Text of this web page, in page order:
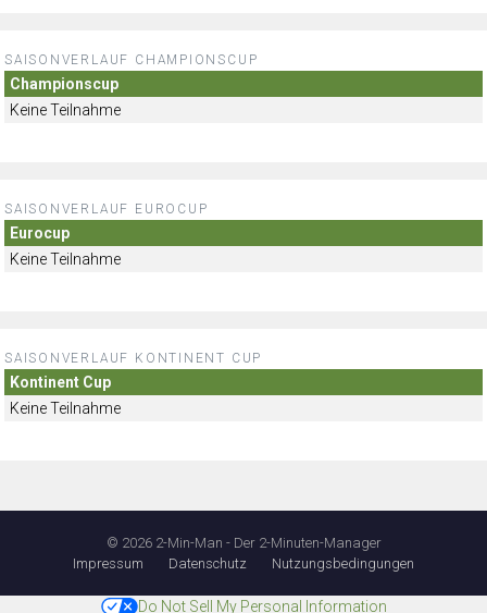
SAISONVERLAUF CHAMPIONSCUP
Championscup
Keine Teilnahme
SAISONVERLAUF EUROCUP
Eurocup
Keine Teilnahme
SAISONVERLAUF KONTINENT CUP
Kontinent Cup
Keine Teilnahme
© 2026 2-Min-Man - Der 2-Minuten-Manager
Impressum
Datenschutz Nutzungsbedingungen
Do Not Sell My Personal Information